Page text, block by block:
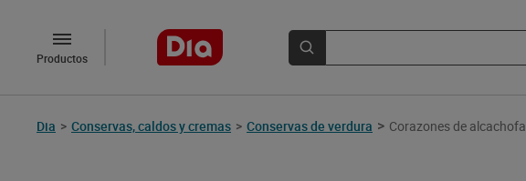
Productos
Dia > Conservas, caldos y cremas > Conservas de verdura >